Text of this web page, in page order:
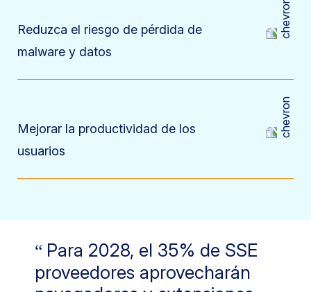
Reduzca el riesgo de pérdida de
malware y datos
Mejorar la productividad de los
usuarios
Para 2028, el 35% de SSE
proveedores aprovecharán